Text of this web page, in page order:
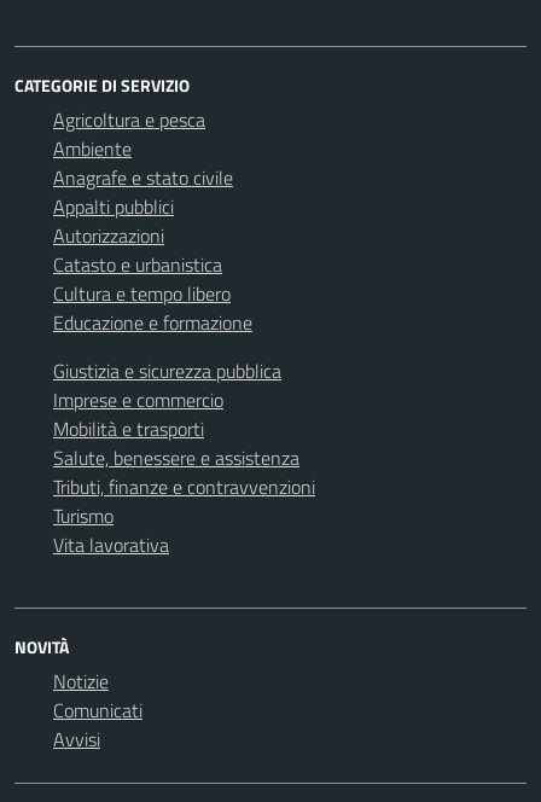
CATEGORIE DI SERVIZIO
Agricoltura e pesca
Ambiente
Anagrafe e stato civile
Appalti pubblici
Autorizzazioni
Catasto e urbanistica
Cultura e tempo libero
Educazione e formazione
Giustizia e sicurezza pubblica
Imprese e commercio
Mobilità e trasporti
Salute, benessere e assistenza
Tributi, finanze e contravvenzioni
Turismo
Vita lavorativa
NOVITÀ
Notizie
Comunicati
Avvisi